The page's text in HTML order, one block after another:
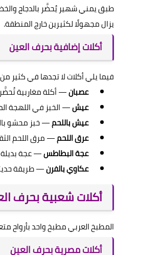
طبق يمني شهير يُحضَّر بالدجاج
يزال مجهولًا لكثيرين خارج المنطقة.
أكلات إضافية بحرف العين
فيما يلي أكلات لا تجدها في كثير
عصبان— أكلة مغاربية تُحضَّر
عيش— الخبز في اللهجة
عيش باللحم— خبز محشو
عرق اللحم— مرق اللحم
عجة البطاطس— عجة
عكاوي بالفرن— طريقة
أكلات شعبية بحرف
المطبخ العربي مطبخ واحد بأرواح
أكلات مصرية بحرف العين